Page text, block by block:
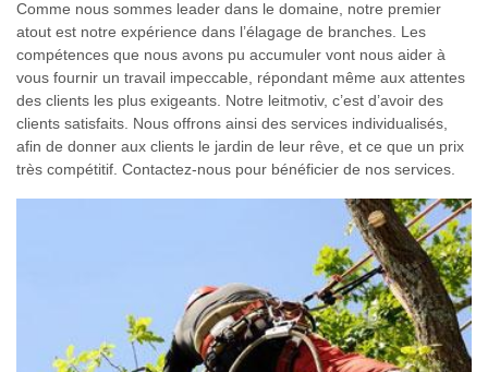
Comme nous sommes leader dans le domaine, notre premier
atout est notre expérience dans l’élagage de branches. Les
compétences que nous avons pu accumuler vont nous aider à
vous fournir un travail impeccable, répondant même aux attentes
des clients les plus exigeants. Notre leitmotiv, c’est d’avoir des
clients satisfaits. Nous offrons ainsi des services individualisés,
afin de donner aux clients le jardin de leur rêve, et ce que un prix
très compétitif. Contactez-nous pour bénéficier de nos services.